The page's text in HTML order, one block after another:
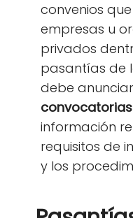
convenios
empresas u
privados
pasantías de
debe
información
requisitos de
y los